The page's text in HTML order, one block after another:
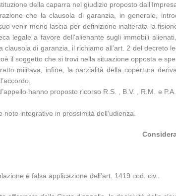
della caparra nel giudizio proposto
che la clausola di garanzia, in generale,
venir meno lascia per definizione inalterata la
legale a favore dell’alienante sugli immobili
clausola di garanzia, il richiamo all’art. 2 del
il soggetto che si trovi nella situazione opposta e
militava, infine, la parzialità della copertura
hanno proposto ricorso R.S. , B.V. , R.M. e
integrative in prossimità dell’udienza.
e falsa applicazione dell’art. 1419 cod. civ..